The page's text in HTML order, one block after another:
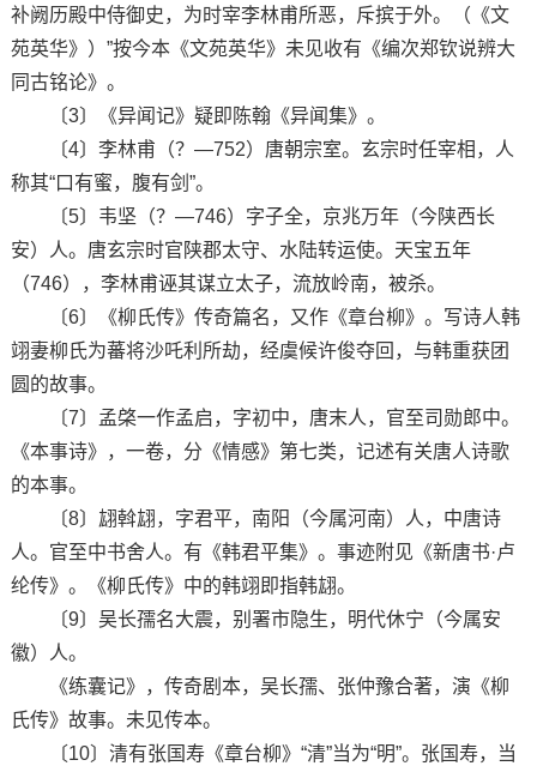
补阙历殿中侍御史，为时宰李林甫所恶，斥摈于外。（《文
苑英华》）”按今本《文苑英华》未见收有《编次郑钦说辨大
同古铭论》。
〔3〕《异闻记》疑即陈翰《异闻集》。
〔4〕李林甫（？—752）唐朝宗室。玄宗时任宰相，人
称其“口有蜜，腹有剑”。
〔5〕韦坚（？—746）字子全，京兆万年（今陕西长
安）人。唐玄宗时官陕郡太守、水陆转运使。天宝五年
（746），李林甫诬其谋立太子，流放岭南，被杀。
〔6〕《柳氏传》传奇篇名，又作《章台柳》。写诗人韩
翊妻柳氏为蕃将沙吒利所劫，经虞候许俊夺回，与韩重获团
圆的故事。
〔7〕孟棨一作孟启，字初中，唐末人，官至司勋郎中。
《本事诗》，一卷，分《情感》第七类，记述有关唐人诗歌
的本事。
〔8〕翃斡翃，字君平，南阳（今属河南）人，中唐诗
人。官至中书舍人。有《韩君平集》。事迹附见《新唐书·卢
纶传》。《柳氏传》中的韩翊即指韩翃。
〔9〕吴长孺名大震，别署市隐生，明代休宁（今属安
徽）人。
《练囊记》，传奇剧本，吴长孺、张仲豫合著，演《柳
氏传》故事。未见传本。
〔10〕清有张国寿《章台柳》“清”当为“明”。张国寿，当